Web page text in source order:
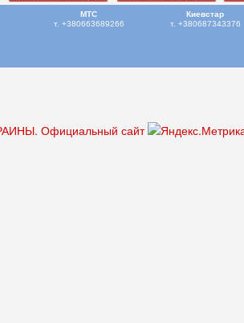
МТС
т. +380663689266
Киевстар
т. +380687343376